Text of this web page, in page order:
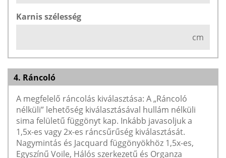
Karnis szélesség
cm
4. Ráncoló
A megfelelő ráncolás kiválasztása: A „Ráncoló
nélküli” lehetőség kiválasztásával hullám nélküli
sima felületű függönyt kap. Inkább javasoljuk a
1,5x-es vagy 2x-es ráncsűrűség kiválasztását.
Nagymintás és Jacquard függönyökhöz 1,5x-es,
Egyszínű Voile, Hálós szerkezetű és Organza